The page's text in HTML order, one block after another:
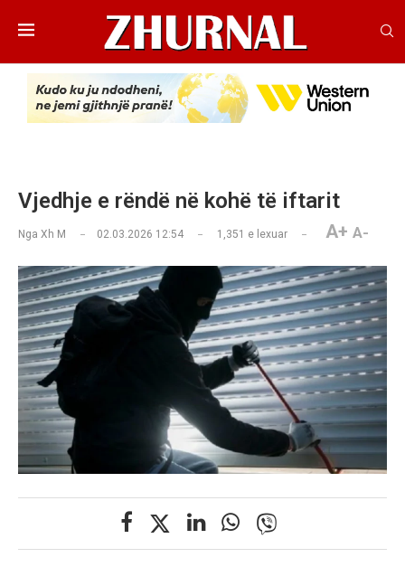
Vjedhje e rëndë në kohë të iftarit
Nga Xh M 02.03.2026 12:54 1,351 e lexuar A+ A-